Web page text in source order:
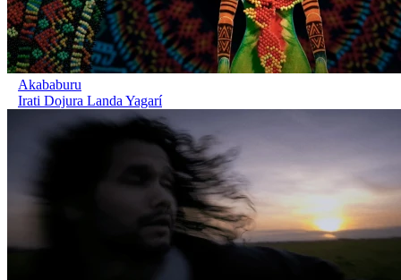
Akababuru
Irati Dojura Landa Yagarí